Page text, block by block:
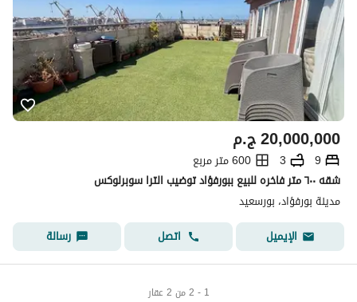
ج.م20,000,000
9
3
600 متر مربع
شقه ٦٠٠ متر فاخره للبيع ببورفؤاد توضيب الترا سوبرلوكس
مدينة بورفؤاد، بورسعيد
الإيميل
اتصل رسالة
1 - 2 من 2 عقار